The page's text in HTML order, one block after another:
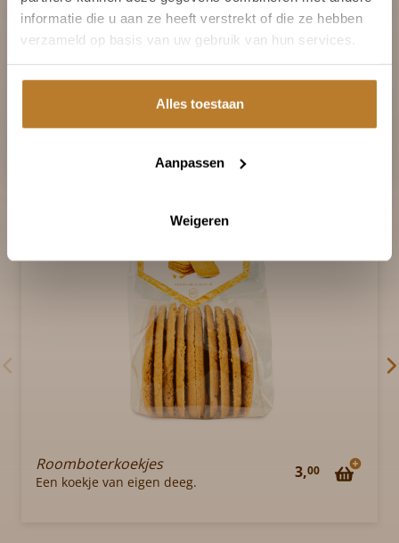
informatie die u aan ze heeft verstrekt of die ze hebben
verzameld op basis van uw gebruik van hun services.
Alles toestaan
Aanpassen
Weigeren
Ja, ik ben 18 jaar of ouder
Nee
met de hand in kleine blokjes gesneden. Ook het sap
van de vruchten gaat in de confituur. Onze
sinaasappelconfituur lijkt qua structuur op
Soortgelijke producten
Roomboterkoekjes
Een koekje van eigen deeg.
3,00